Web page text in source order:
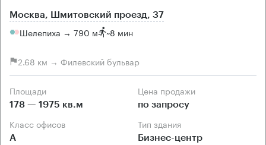
Москва, Шмитовский проезд, 37
Шелепиха → 790 м ~8 мин
2.68 км → Филевский бульвар
Площади
178 — 1975 кв.м
Цена продажи
по запросу
Класс офисов
А
Тип здания
Бизнес-центр